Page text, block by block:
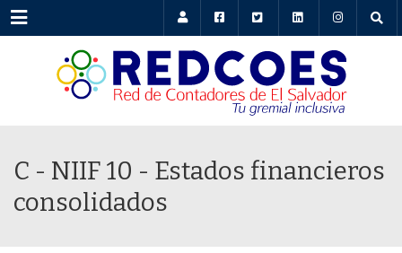
Menu
C - NIIF 10 - Estados financieros
consolidados